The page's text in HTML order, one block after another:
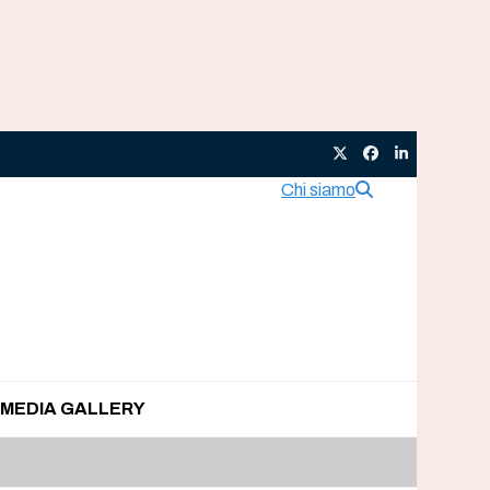
TwitterFacebook
LinkedIn
Chi siamo
MEDIA GALLERY